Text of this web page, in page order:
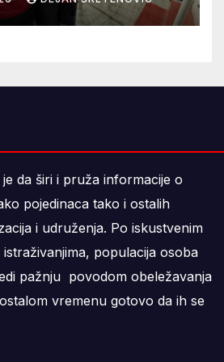
da širi i pruža informacije o
pojedinaca tako i ostalih
i udruženja. Po iskustvenim
populacija osoba
pažnju povodom obeležavanja
vremenu gotovo da ih se